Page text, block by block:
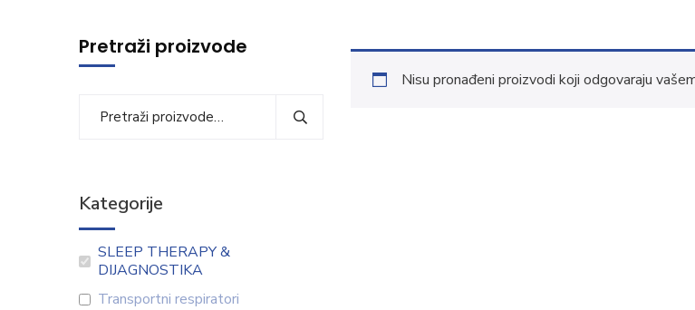
Nisu pronađeni proizvodi koji odgovaraju
Pretraži proizvode
Kategorije
SLEEP THERAPY &
DIJAGNOSTIKA
Transportni respiratori